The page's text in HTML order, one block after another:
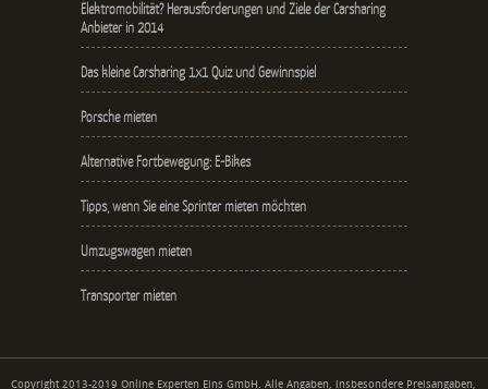
Elektromobilität? Herausforderungen und Ziele der Carsharing
Anbieter in 2014
Das kleine Carsharing 1x1 Quiz und Gewinnspiel
Porsche mieten
Alternative Fortbewegung: E-Bikes
Tipps, wenn Sie eine Sprinter mieten möchten
Umzugswagen mieten
Transporter mieten
Copyright 2013-2019 Online Experten Eins GmbH. Alle Angaben, insbesondere Preisangaben,